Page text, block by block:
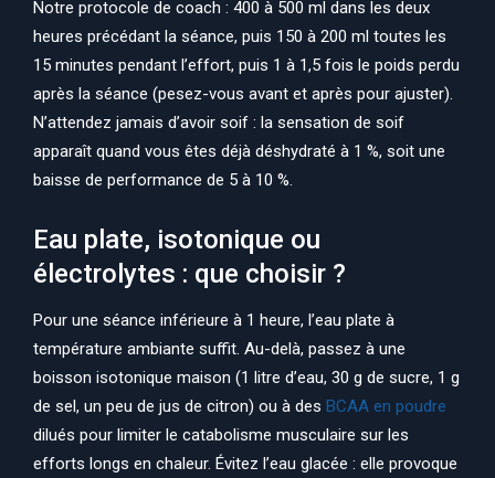
Notre protocole de coach : 400 à 500 ml dans les deux
heures précédant la séance, puis 150 à 200 ml toutes les
15 minutes pendant l’effort, puis 1 à 1,5 fois le poids perdu
après la séance (pesez-vous avant et après pour ajuster).
N’attendez jamais d’avoir soif : la sensation de soif
apparaît quand vous êtes déjà déshydraté à 1 %, soit une
baisse de performance de 5 à 10 %.
Eau plate, isotonique ou
électrolytes : que choisir ?
Pour une séance inférieure à 1 heure, l’eau plate à
température ambiante suffit. Au-delà, passez à une
boisson isotonique maison (1 litre d’eau, 30 g de sucre, 1 g
de sel, un peu de jus de citron) ou à des BCAA en poudre
dilués pour limiter le catabolisme musculaire sur les
efforts longs en chaleur. Évitez l’eau glacée : elle provoque